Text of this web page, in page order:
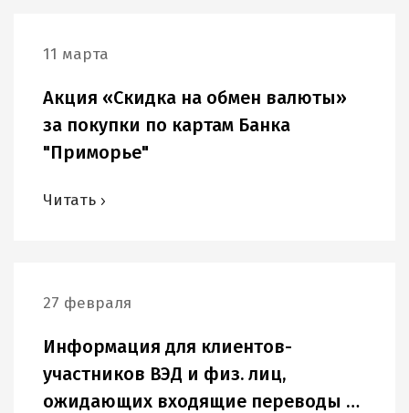
11 марта
Акция «Скидка на обмен валюты»
за покупки по картам Банка
"Приморье"
Читать
27 февраля
Информация для клиентов-
участников ВЭД и физ. лиц,
ожидающих входящие переводы в